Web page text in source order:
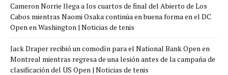
Cameron Norrie llega a los cuartos de final del Abierto de Los
Cabos mientras Naomi Osaka continúa en buena forma en el DC
Open en Washington | Noticias de tenis
Jack Draper recibió un comodín para el National Bank Open en
Montreal mientras regresa de una lesión antes de la campaña de
clasificación del US Open | Noticias de tenis